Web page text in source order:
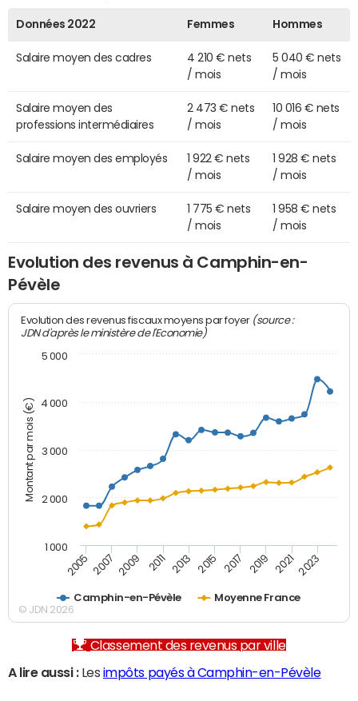
Données 2022 Femmes Hommes
Salaire moyen des cadres
4 210 € nets
/ mois
5 040 € nets
/ mois
Salaire moyen des
professions intermédiaires
2 473 € nets
/ mois
10 016 € nets
/ mois
Salaire moyen des employés
1 922 € nets
/ mois
1 928 € nets
/ mois
Salaire moyen des ouvriers
1 775 € nets
/ mois
1 958 € nets
/ mois
Evolution des revenus à Camphin-en-
Pévèle
Montant par mois (€)
Evolution des revenus fiscaux moyens par foyer (source :
JDN d'après le ministère de l'Economie)
Camphin-en-Pévèle Moyenne France
2005 2007 2009 2011 2013 2015 2017 2019 2021 2023
1 000
2 000
3 000
4 000
5 000
© JDN 2026
Classement des revenus par ville
A lire aussi :Les impôts payés à Camphin-en-Pévèle